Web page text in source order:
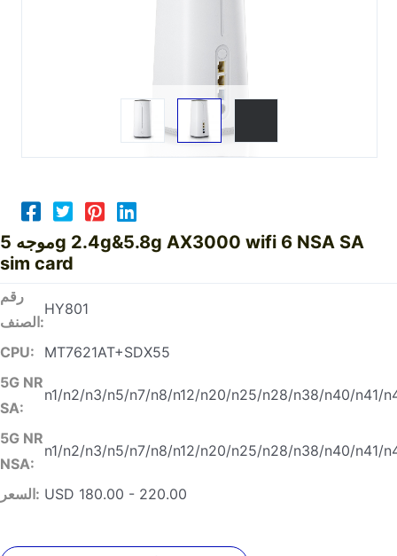
موجه 5g 2.4g&5.8g AX3000 wifi 6 NSA SA
sim card
رقم
الصنف:
HY801
CPU:
MT7621AT+SDX55
5G NR
SA:
n1/n2/n3/n5/n7/n8/n12/n20/n25/n28/n38/n40/n41/
5G NR
NSA:
n1/n2/n3/n5/n7/n8/n12/n20/n25/n28/n38/n40/n41/
السعر: USD 180.00 - 220.00